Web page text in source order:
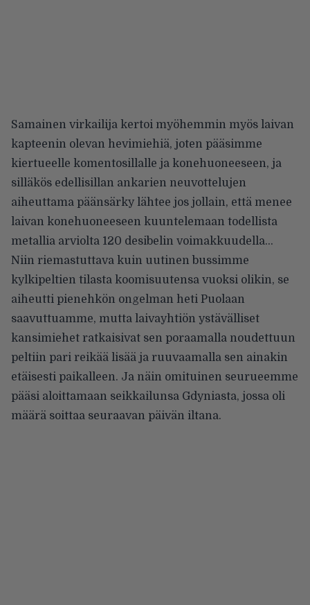
Samainen virkailija kertoi myöhemmin myös laivan
kapteenin olevan hevimiehiä, joten pääsimme
kiertueelle komentosillalle ja konehuoneeseen, ja
silläkös edellisillan ankarien neuvottelujen
aiheuttama päänsärky lähtee jos jollain, että menee
laivan konehuoneeseen kuuntelemaan todellista
metallia arviolta 120 desibelin voimakkuudella…
Niin riemastuttava kuin uutinen bussimme
kylkipeltien tilasta koomisuutensa vuoksi olikin, se
aiheutti pienehkön ongelman heti Puolaan
saavuttuamme, mutta laivayhtiön ystävälliset
kansimiehet ratkaisivat sen poraamalla noudettuun
peltiin pari reikää lisää ja ruuvaamalla sen ainakin
etäisesti paikalleen. Ja näin omituinen seurueemme
pääsi aloittamaan seikkailunsa Gdyniasta, jossa oli
määrä soittaa seuraavan päivän iltana.